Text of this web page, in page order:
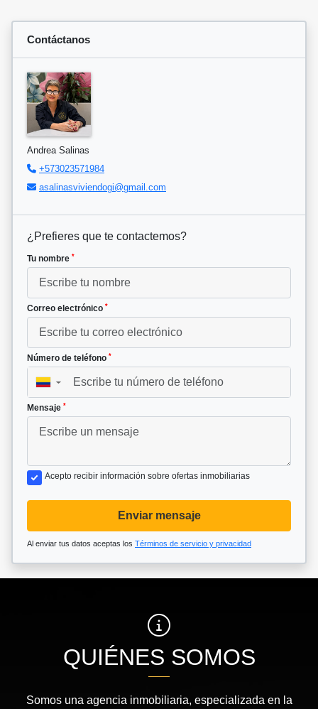
Contáctanos
Andrea Salinas
+573023571984
asalinasviviendogi@gmail.com
¿Prefieres que te contactemos?
Tu nombre *
Correo electrónico *
Número de teléfono *
▼
Mensaje *
Acepto recibir información sobre ofertas inmobiliarias
Enviar mensaje
Al enviar tus datos aceptas los Términos de servicio y privacidad
QUIÉNES SOMOS
Somos una agencia inmobiliaria, especializada en la